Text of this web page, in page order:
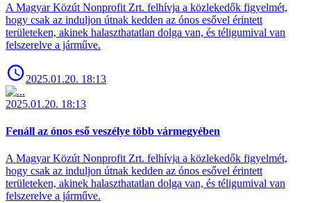
A Magyar Közút Nonprofit Zrt. felhívja a közlekedők figyelmét,
hogy csak az induljon útnak kedden az ónos esővel érintett
területeken, akinek halaszthatatlan dolga van, és téligumival van
felszerelve a járműve.
2025.01.20. 18:13
2025.01.20. 18:13
Fenáll az ónos eső veszélye több vármegyében
A Magyar Közút Nonprofit Zrt. felhívja a közlekedők figyelmét,
hogy csak az induljon útnak kedden az ónos esővel érintett
területeken, akinek halaszthatatlan dolga van, és téligumival van
felszerelve a járműve.